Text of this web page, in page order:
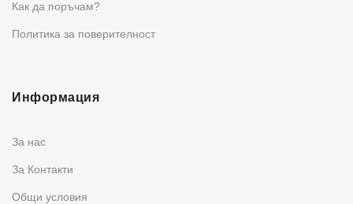
Как да поръчам?
Политика за поверителност
Информация
За нас
За Контакти
Общи условия